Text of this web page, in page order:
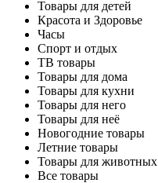
Товары для детей
Красота и Здоровье
Часы
Спорт и отдых
ТВ товары
Товары для дома
Товары для кухни
Товары для него
Товары для неё
Новогодние товары
Летние товары
Товары для животных
Все товары